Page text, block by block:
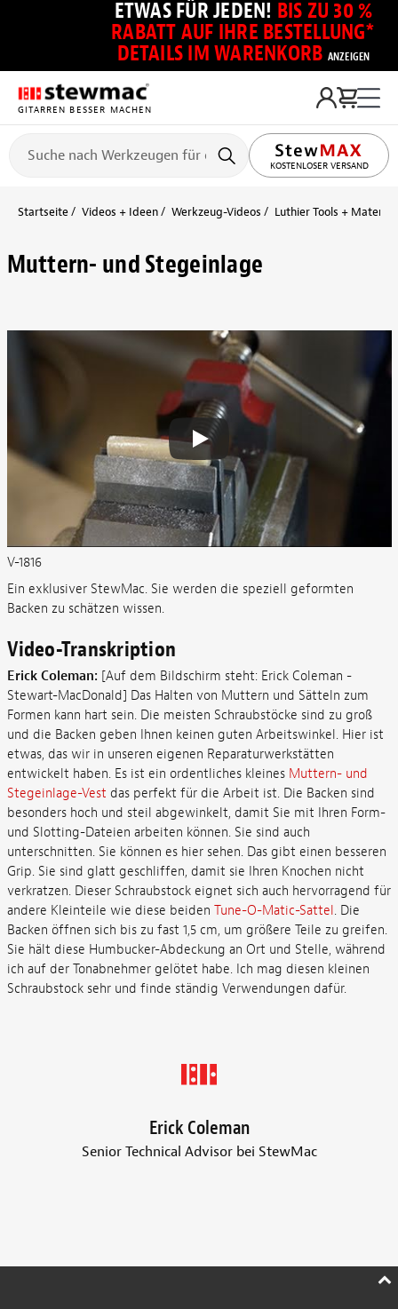
ETWAS FÜR JEDEN! BIS ZU 30 %
RABATT AUF IHRE BESTELLUNG*
DETAILS IM WARENKORB ANZEIGEN
GITARREN BESSER MACHEN
KOSTENLOSER VERSAND
Startseite Videos + Ideen Werkzeug-Videos Luthier Tools +
Muttern- und Stegeinlage
V-1816
Ein exklusiver StewMac. Sie werden die speziell geformten
Backen zu schätzen wissen.
Video-Transkription
Erick Coleman: [Auf dem Bildschirm steht: Erick Coleman -
Stewart-MacDonald] Das Halten von Muttern und Sätteln zum
Formen kann hart sein. Die meisten Schraubstöcke sind zu groß
und die Backen geben Ihnen keinen guten Arbeitswinkel. Hier ist
etwas, das wir in unseren eigenen Reparaturwerkstätten
entwickelt haben. Es ist ein ordentliches kleines Muttern- und
Stegeinlage-Vest das perfekt für die Arbeit ist. Die Backen sind
besonders hoch und steil abgewinkelt, damit Sie mit Ihren Form-
und Slotting-Dateien arbeiten können. Sie sind auch
unterschnitten. Sie können es hier sehen. Das gibt einen besseren
Grip. Sie sind glatt geschliffen, damit sie Ihren Knochen nicht
verkratzen. Dieser Schraubstock eignet sich auch hervorragend für
andere Kleinteile wie diese beiden Tune-O-Matic-Sattel. Die
Backen öffnen sich bis zu fast 1,5 cm, um größere Teile zu greifen.
Sie hält diese Humbucker-Abdeckung an Ort und Stelle, während
ich auf der Tonabnehmer gelötet habe. Ich mag diesen kleinen
Schraubstock sehr und finde ständig Verwendungen dafür.
Erick Coleman
Senior Technical Advisor bei StewMac